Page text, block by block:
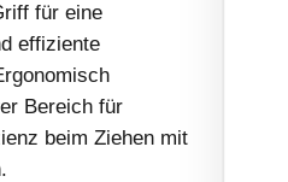
für eine
effiziente
Bereich für
beim Ziehen mit